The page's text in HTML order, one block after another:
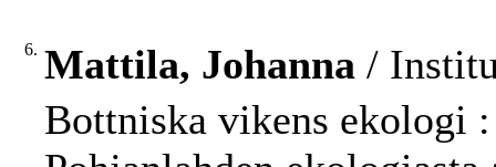
6. Mattila, Johanna /
Bottniska vikens ekologi